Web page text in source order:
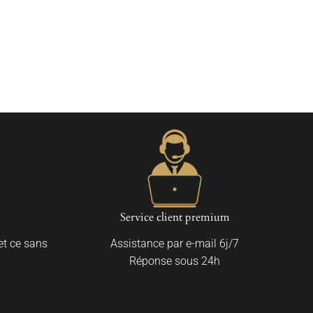
ce sans
Service client premium
Assistance par e-mail 6j/7
Réponse sous 24h